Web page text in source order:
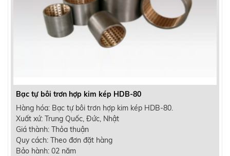
Bạc tự bôi trơn hợp kim kép HDB-80
Hàng hóa: Bạc tự bôi trơn hợp kim kép HDB-80.
Xuất xứ: Trung Quốc, Đức, Nhật
Giá thành: Thỏa thuận
Quy cách: Theo đơn đặt hàng
Bảo hành: 02 năm